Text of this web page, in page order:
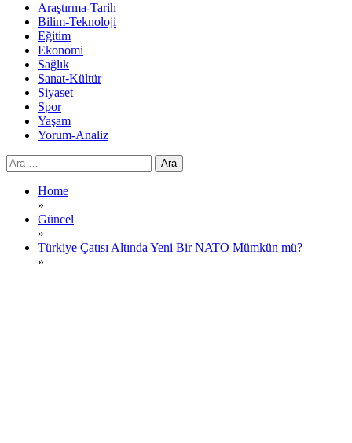
Araştırma-Tarih
Bilim-Teknoloji
Eğitim
Ekonomi
Sağlık
Sanat-Kültür
Siyaset
Spor
Yaşam
Yorum-Analiz
Arama:
Home
»
Güncel
»
Türkiye Çatısı Altında Yeni Bir NATO Mümkün mü?
»